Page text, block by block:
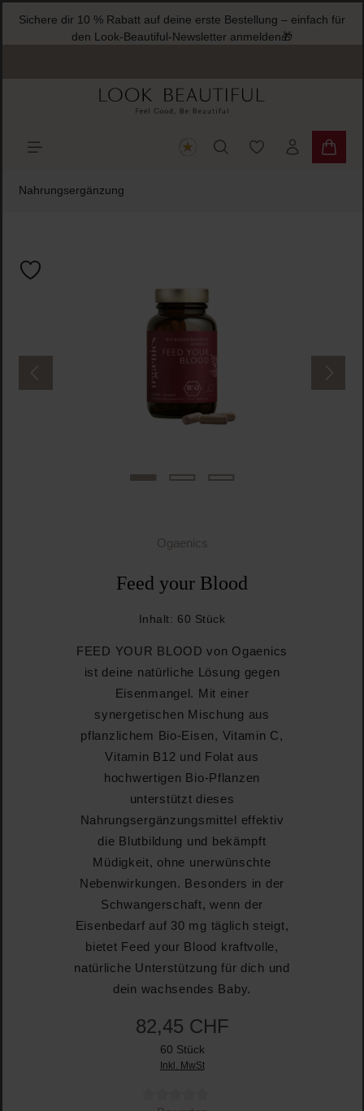
springen
Sichere dir 10 % Rabatt auf deine erste Bestellung – einfach für
den Look-Beautiful-Newsletter anmelden🎁
Du hast 0
Nahrungsergänzung
Ogaenics
Feed your Blood
Inhalt: 60 Stück
FEED YOUR BLOOD von Ogaenics
ist deine natürliche Lösung gegen
Eisenmangel. Mit einer
synergetischen Mischung aus
pflanzlichem Bio-Eisen, Vitamin C,
Vitamin B12 und Folat aus
hochwertigen Bio-Pflanzen
unterstützt dieses
Nahrungsergänzungsmittel effektiv
die Blutbildung und bekämpft
Müdigkeit, ohne unerwünschte
Nebenwirkungen. Besonders in der
Schwangerschaft, wenn der
Eisenbedarf auf 30 mg täglich steigt,
bietet Feed your Blood kraftvolle,
natürliche Unterstützung für dich und
dein wachsendes Baby.
82,45 CHF
60 Stück
Inkl. MwSt